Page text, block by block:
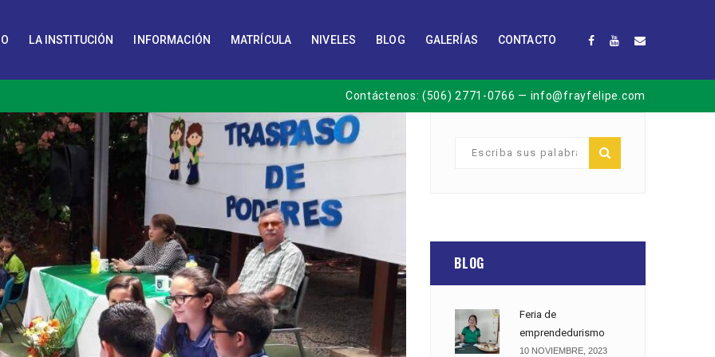
LA INSTITUCIÓN INFORMACIÓN MATRÍCULA NIVELES BLOG GALERÍAS CONTACTO
Contáctenos:(506) 2771-0766 — info@frayfelipe.com
BLOG
Feria de
emprendedurismo
10 NOVIEMBRE, 2023